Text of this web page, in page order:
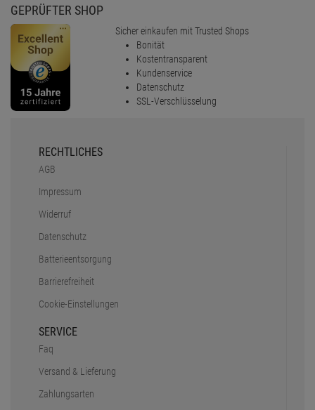
GEPRÜFTER SHOP
Sicher einkaufen mit Trusted Shops
Bonität
Kostentransparent
Kundenservice
Datenschutz
SSL-Verschlüsselung
RECHTLICHES
AGB
Impressum
Widerruf
Datenschutz
Batterieentsorgung
Barrierefreiheit
Cookie-Einstellungen
SERVICE
Faq
Versand & Lieferung
Zahlungsarten